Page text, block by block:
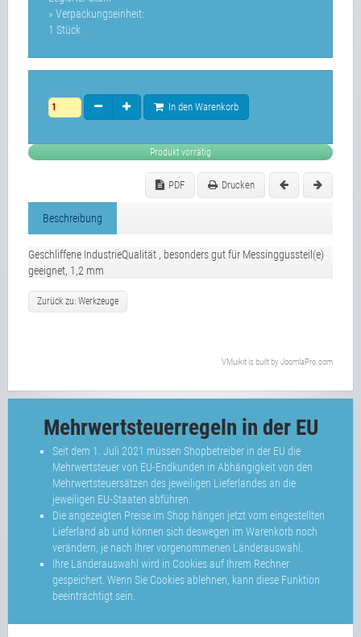
» Verpackungseinheit:
1 Stück
In den Warenkorb
Produkt vorrätig
PDF Drucken
Beschreibung
Geschliffene IndustrieQualität , besonders gut für Messinggussteil(e)
geeignet, 1,2 mm
Zurück zu: Werkzeuge
VMuikit is built by JoomlaPro.com
Mehrwertsteuerregeln in der EU
Seit dem 1. Juli 2021 müssen Shopbetreiber in der EU die
Mehrwertsteuer von EU-Endkunden in Abhängigkeit von den
Mehrwertsteuersätzen des jeweiligen Lieferlandes an die
jeweiligen EU-Staaten abführen.
Die angezeigten Preise im Shop hängen jetzt vom eingestellten
Lieferland ab und können sich deswegen im Warenkorb noch
verändern, je nach Ihrer vorgenommenen Länderauswahl.
Ihre Länderauswahl wird in Cookies auf Ihrem Rechner
gespeichert. Wenn Sie Cookies ablehnen, kann diese Funktion
beeinträchtigt sein.